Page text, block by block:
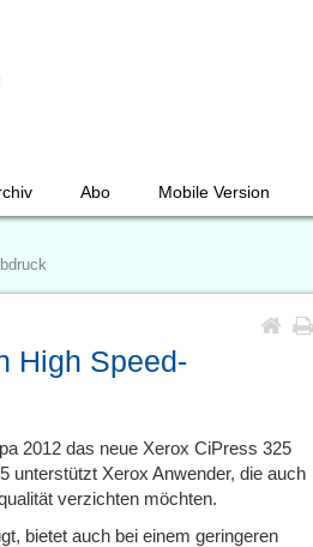
Abo Mobile Version
High Speed-
2012 das neue Xerox CiPress 325
unterstützt Xerox Anwender, die auch
verzichten möchten.
bietet auch bei einem geringeren